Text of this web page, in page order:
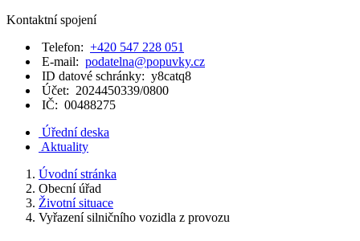
Kontaktní spojení
Telefon: +420 547 228 051
E-mail: podatelna@popuvky.cz
ID datové schránky: y8catq8
Účet: 2024450339/0800
IČ: 00488275
Úřední deska
Aktuality
Úvodní stránka
Obecní úřad
Životní situace
Vyřazení silničního vozidla z provozu